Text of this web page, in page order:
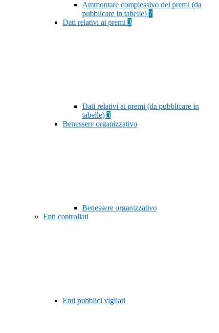
Ammontare complessivo dei premi (da
pubblicare in tabelle) 7
Dati relativi ai premi 3
Dati relativi ai premi (da pubblicare in
tabelle) 3
Benessere organizzativo
Benessere organizzativo
Enti controllati
Enti pubblici vigilati